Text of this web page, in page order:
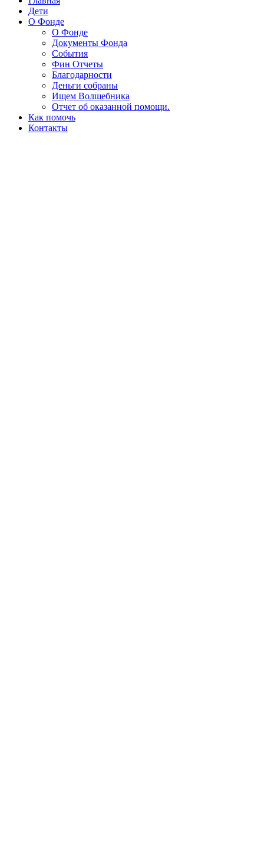
Дети
О Фонде
О Фонде
Документы Фонда
События
Фин Отчеты
Благодарности
Деньги собраны
Ищем Волшебника
Отчет об оказанной помощи.
Как помочь
Контакты